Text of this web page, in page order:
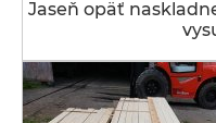
Jaseň opäť